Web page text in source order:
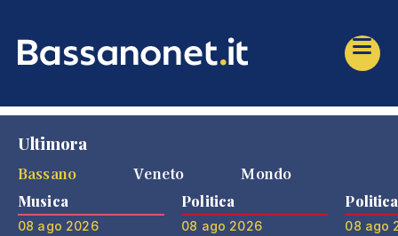
Ultimora
Bassano
Veneto Mondo
Musica
08 ago 2026
Politica
08 ago 2026
Politica
08 ago